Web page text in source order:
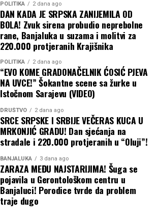
maraka. Mi smo 100 odsto
ne bi ni postojao da nije bilo volje
zemljište. Sve smo radili po
rudnika radilo je oko 400 radnika
i podizvođačkih firmi
.
tajna
koje navodi Klječanin nije bilo
provjeriti jer institucije ne objavljuju
koncesionih naknada po projektima.
Republike Srpske dobili smo samo
iznosu uplaćenih koncesija u
iznosio 45.119.817 КM, ali
za ovu i druge kompanije nam nisu
tajnom. U Poreskoj upravi
nadležni za prikupljanje ovih
POLITIKA 2 dana ago
DAN KADA JE SRPSKA ZANIJEMILA OD
BOLA! Zvuk sirena probudio neprebolne
rane, Banjaluka u suzama i molitvi za
220.000 protjeranih Krajišnika
POLITIKA 2 dana ago
“EVO KOME GRADONAČELNIK ĆOSIĆ PJEVA
NA UVCE!” Šokantne scene sa žurke u
Istočnom Sarajevu (VIDEO)
DRUŠTVO 2 dana ago
SRCE SRPSKE I SRBIJE VEČERAS KUCA U
MRKONJIĆ GRADU! Dan sjećanja na
stradale i 220.000 protjeranih u “Oluji”!
BANJALUKA 3 dana ago
ZARAZA MEĐU NAJSTARIJIMA! Šuga se
pojavila u Gerontološkom centru u
Banjaluci! Porodice tvrde da problem
traje dugo